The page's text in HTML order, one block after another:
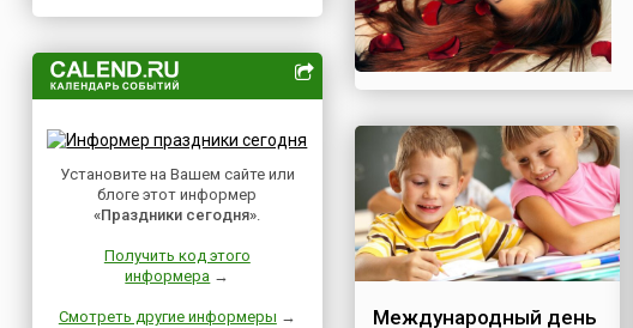
Установите на Вашем сайте или
блоге этот информер
«Праздники сегодня».
Получить код этого
информера →
Смотреть другие информеры →
Международный день